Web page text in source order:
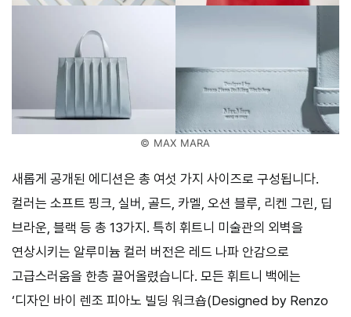
© MAX MARA
새롭게 공개된 에디션은 총 여섯 가지 사이즈로 구성됩니다.
컬러는 소프트 핑크, 실버, 골드, 카멜, 오션 블루, 리켄 그린, 딥
브라운, 블랙 등 총 13가지. 특히 휘트니 미술관의 외벽을
연상시키는 알루미늄 컬러 버전은 레드 나파 안감으로
고급스러움을 한층 끌어올렸습니다. 모든 휘트니 백에는
‘디자인 바이 렌조 피아노 빌딩 워크숍(Designed by Renzo